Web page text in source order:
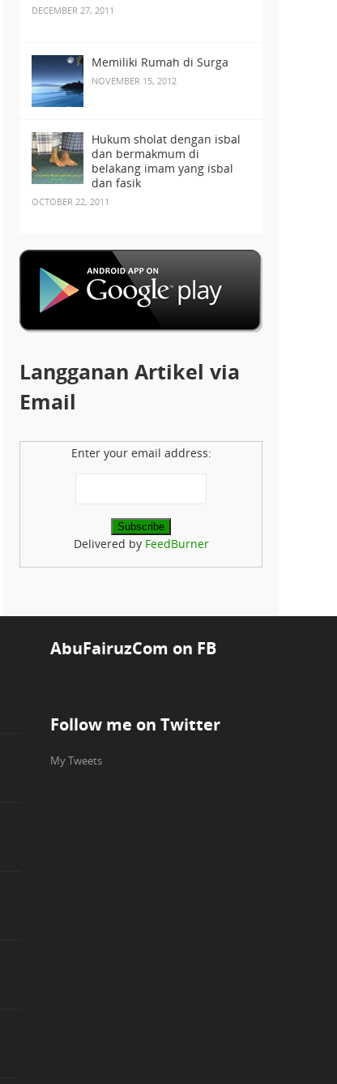
DECEMBER 27, 2011
Memiliki Rumah di Surga
NOVEMBER 15, 2012
Hukum sholat dengan isbal
dan bermakmum di
belakang imam yang isbal
dan fasik
OCTOBER 22, 2011
Langganan Artikel via
Email
Enter your email address:
Delivered by FeedBurner
AbuFairuzCom on FB
Follow me on Twitter
My Tweets